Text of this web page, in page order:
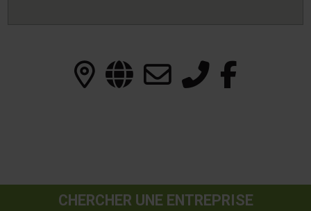
CHERCHER UNE ENTREPRISE